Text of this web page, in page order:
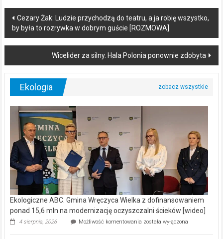
Post
navigation
Cezary Żak: Ludzie przychodzą do teatru, a ja robię wszystko,
by była to rozrywka w dobrym guście [ROZMOWA]
Wicelider za silny. Hala Polonia ponownie zdobyta
Ekologia
Ekologiczne ABC. Gmina Wręczyca Wielka z dofinansowaniem
ponad 15,6 mln na modernizację oczyszczalni ścieków [wideo]
4 sierpnia, 2026 Możliwość komentowania Ekologiczne
została wyłączona